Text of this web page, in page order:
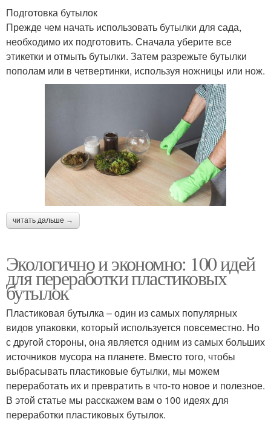
Подготовка бутылок
Прежде чем начать использовать бутылки для сада,
необходимо их подготовить. Сначала уберите все
этикетки и отмыть бутылки. Затем разрежьте бутылки
пополам или в четвертинки, используя ножницы или нож.
читать дальше →
Экологично и экономно: 100 идей
для переработки пластиковых
бутылок
Пластиковая бутылка – один из самых популярных
видов упаковки, который используется повсеместно. Но
с другой стороны, она является одним из самых больших
источников мусора на планете. Вместо того, чтобы
выбрасывать пластиковые бутылки, мы можем
переработать их и превратить в что-то новое и полезное.
В этой статье мы расскажем вам о 100 идеях для
переработки пластиковых бутылок.